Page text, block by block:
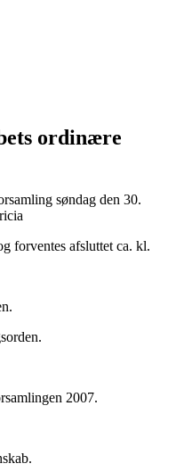
ordinære
søndag den 30.
forventes afsluttet ca. kl.
2007.